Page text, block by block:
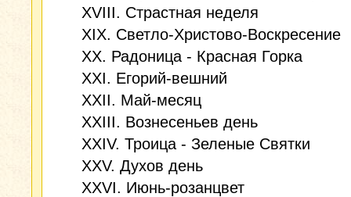
XVIII. Страстная неделя
XIX. Светло-Христово-Воскресение
XX. Радоница - Красная Горка
XXI. Егорий-вешний
XXII. Май-месяц
XXIII. Вознесеньев день
XXIV. Троица - Зеленые Святки
XXV. Духов день
XXVI. Июнь-розанцвет